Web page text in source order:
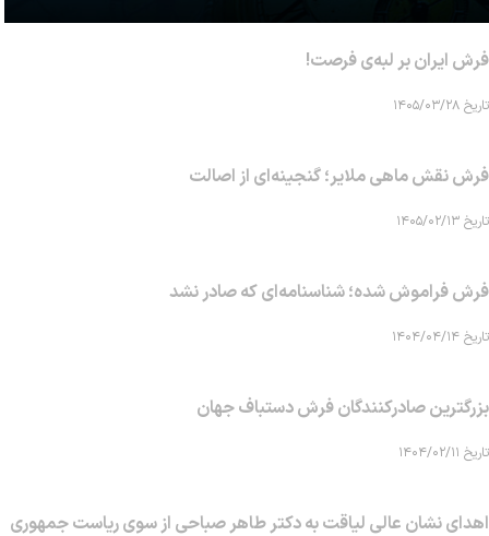
فرش ایران بر لبه‌ی فرصت!
تاریخ ۱۴۰۵/۰۳/۲۸
فرش نقش ماهی‌ ملایر؛ گنجینه‌ای از اصالت
تاریخ ۱۴۰۵/۰۲/۱۳
فرش فراموش شده؛ شناسنامه‌ای که صادر نشد
تاریخ ۱۴۰۴/۰۴/۱۴
بزرگترین صادرکنندگان فرش دستباف جهان
تاریخ ۱۴۰۴/۰۲/۱۱
اهدای نشان عالی لیاقت به دکتر طاهر صباحی از سوی ریاست جمهوری